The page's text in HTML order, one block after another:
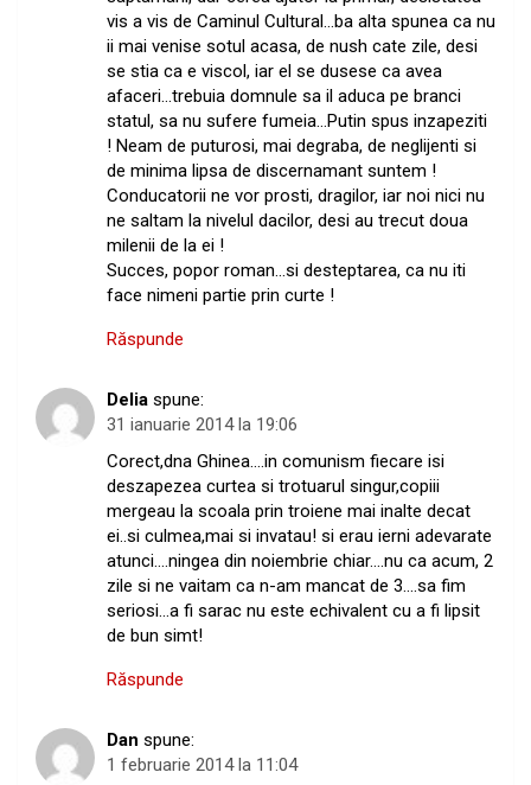
vis a vis de Caminul Cultural…ba alta spunea ca nu
ii mai venise sotul acasa, de nush cate zile, desi
se stia ca e viscol, iar el se dusese ca avea
afaceri…trebuia domnule sa il aduca pe branci
statul, sa nu sufere fumeia…Putin spus inzapeziti
! Neam de puturosi, mai degraba, de neglijenti si
de minima lipsa de discernamant suntem !
Conducatorii ne vor prosti, dragilor, iar noi nici nu
ne saltam la nivelul dacilor, desi au trecut doua
milenii de la ei !
Succes, popor roman…si desteptarea, ca nu iti
face nimeni partie prin curte !
Răspunde
Delia spune:
31 ianuarie 2014 la 19:06
Corect,dna Ghinea….in comunism fiecare isi
deszapezea curtea si trotuarul singur,copiii
mergeau la scoala prin troiene mai inalte decat
ei..si culmea,mai si invatau! si erau ierni adevarate
atunci….ningea din noiembrie chiar….nu ca acum, 2
zile si ne vaitam ca n-am mancat de 3….sa fim
seriosi…a fi sarac nu este echivalent cu a fi lipsit
de bun simt!
Răspunde
Dan spune:
1 februarie 2014 la 11:04